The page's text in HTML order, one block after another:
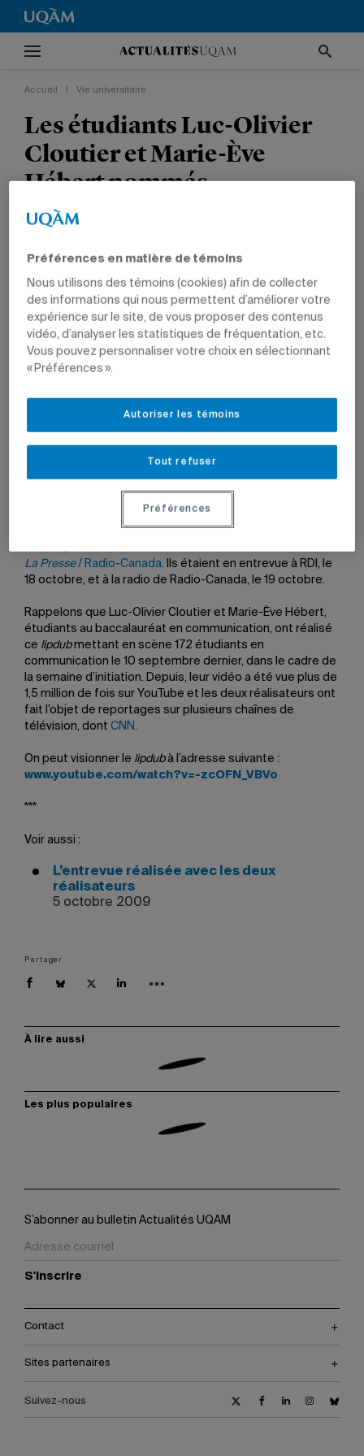
Accueil Vie universitaire
Les étudiants Luc-Olivier
Cloutier et Marie-Ève
Hébert nommés
Personnalités de la semaine
Canada
VIE UNIVERSITAIRE COMMUNICATION
Mis à jour le 5 octobre 2010 à 20 h 10
Les deux réalisateurs du lipdubde l’UQAM qui a fait
sensation sur le Web, Luc-Olivier Cloutier et Marie-Ève
La Presse/ Radio-Canada. Ils étaient en entrevue à RDI, le
18 octobre, et à la radio de Radio-Canada, le 19 octobre.
Rappelons que Luc-Olivier Cloutier et Marie-Ève Hébert,
étudiants au baccalauréat en communication, ont réalisé
ce lipdubmettant en scène 172 étudiants en
communication le 10 septembre dernier, dans le cadre de
la semaine d’initiation. Depuis, leur vidéo a été vue plus de
1,5 million de fois sur YouTube et les deux réalisateurs ont
fait l’objet de reportages sur plusieurs chaînes de
télévision, dont CNN.
On peut visionner le lipdubà l’adresse suivante :
www.youtube.com/watch?v=-zcOFN_VBVo
***
Voir aussi :
L’entrevue réalisée avec les deux
réalisateurs
5 octobre 2009
Partager
À lire aussi
Les plus populaires
S’abonner au bulletin Actualités UQAM
S'inscrire
Contact
Sites partenaires
Suivez-nous
Préférences en matière de témoins
Nous utilisons des témoins (cookies) afin de collecter
des informations qui nous permettent d’améliorer votre
expérience sur le site, de vous proposer des contenus
vidéo, d’analyser les statistiques de fréquentation, etc.
Vous pouvez personnaliser votre choix en sélectionnant
« Préférences ».
Tout refuser
Autoriser les témoins
Préférences